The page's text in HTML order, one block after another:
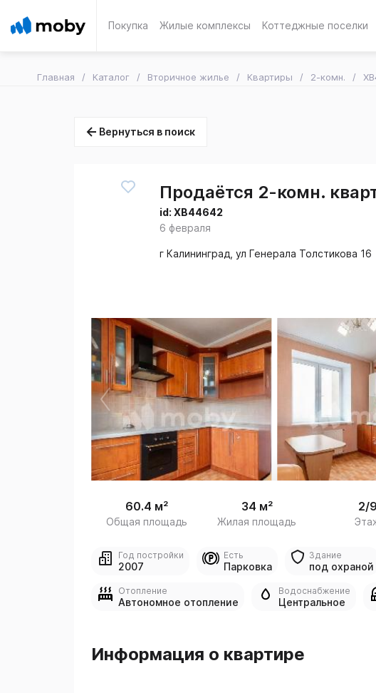
Покупка Жилые комплексы Коттеджные поселки
Главная Каталог Вторичное жилье Квартиры 2-комн.
Вернуться в поиск
Продаётся 2-комн.
id: XB44642
6 февраля
г Калининград, ул Генерала Толстикова 16
/
60.4 м²
Общая площадь
34 м²
Жилая площадь
2/9
Год постройки
2007
Есть
Парковка
Здание
под охраной
Отопление
Автономное отопление
Водоснабжение
Центральное
Информация о квартире